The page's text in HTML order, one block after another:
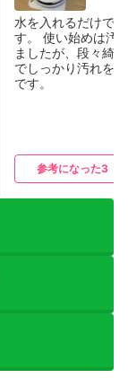
水を入れるだけで
す。 使い始めは汚
ましたが、段々綺
でしっかり汚れを
です。
参考になった3